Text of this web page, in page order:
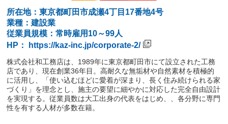
所在地：東京都町田市成瀬4丁目17番地4号
業種：建設業
従業員規模：常時雇用10～99人
HP：
https://kaz-inc.jp/corporate-2/
株式会社和工務店は、1989年に東京都町田市にて設立された工務
店であり、現在創業36年目。高耐久な無垢材や自然素材を積極的
に活用し、「使い込むほどに愛着が深まり、長く住み続けられる家
づくり」を理念とし、施主の要望に細やかに対応した完全自由設計
を実現する。従業員数は大工出身の代表をはじめ、、各分野に専門
性を有する人材が多数在籍。